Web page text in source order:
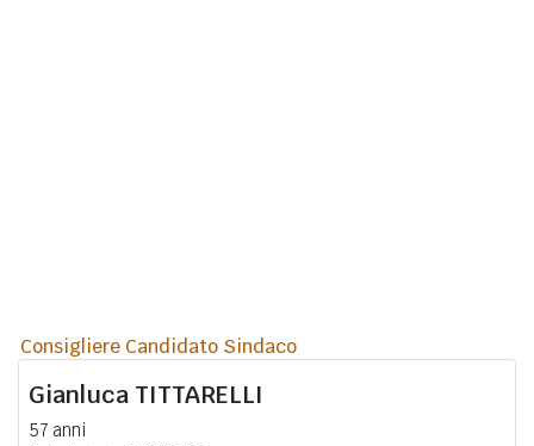
Consigliere Candidato Sindaco
Gianluca TITTARELLI
57 anni